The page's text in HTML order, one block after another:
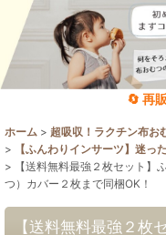
🔄 再
ホーム > 超吸収！ラクチン布お
>
【ふんわりインサーツ】迷っ
>
【送料無料最強２枚セット
つ）カバー２枚まで同梱OK！
【送料無料最強２枚